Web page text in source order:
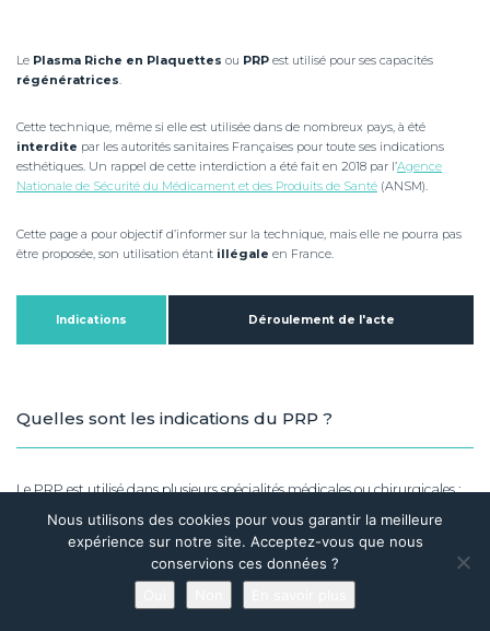
Prendre rendez-vous en ligne
Le Plasma Riche en Plaquettes ou PRP est utilisé pour ses capacités
régénératrices.
Cette technique, même si elle est utilisée dans de nombreux pays, à été
interdite par les autorités sanitaires Françaises pour toute ses indications
esthétiques. Un rappel de cette interdiction a été fait en 2018 par l’Agence
Nationale de Sécurité du Médicament et des Produits de Santé (ANSM).
Cette page a pour objectif d’informer sur la technique, mais elle ne pourra pas
être proposée, son utilisation étant illégale en France.
Indications Déroulement de l'acte
Quelles sont les indications du PRP ?
Le PRP est utilisé dans plusieurs spécialités médicales ou chirurgicales :
esthétique,….
Nous utilisons des cookies pour vous garantir la meilleure
expérience sur notre site. Acceptez-vous que nous
conservions ces données ?